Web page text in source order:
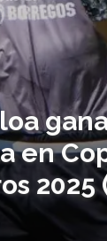
en
2025